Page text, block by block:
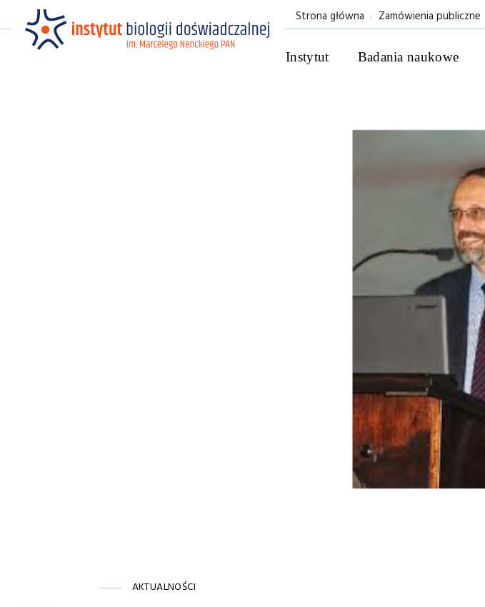
Strona główna Zamówienia publiczne
Instytut Badania naukowe
AKTUALNOŚCI